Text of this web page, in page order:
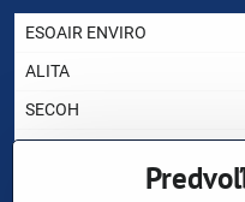
ESOAIR ENVIRO
ALITA
SECOH